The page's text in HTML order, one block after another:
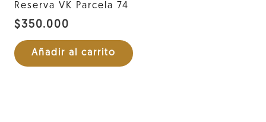
Reserva VK Parcela 74
$350.000
Añadir al carrito